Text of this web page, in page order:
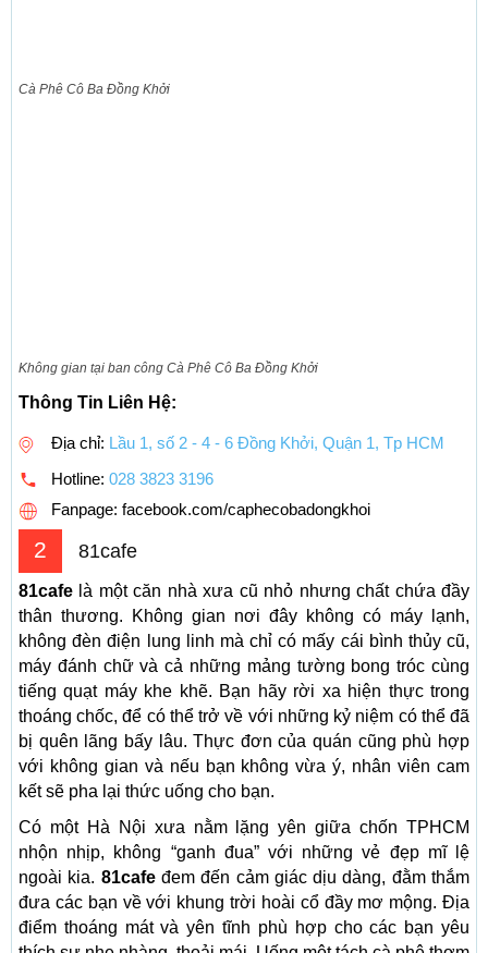
Cà Phê Cô Ba Đồng Khởi
Không gian tại ban công Cà Phê Cô Ba Đồng Khởi
Thông Tin Liên Hệ:
Địa chỉ: Lầu 1, số 2 - 4 - 6 Đồng Khởi, Quận 1, Tp HCM
Hotline: 028 3823 3196
Fanpage: facebook.com/caphecobadongkhoi
2 81cafe
81cafe là một căn nhà xưa cũ nhỏ nhưng chất chứa đầy
thân thương. Không gian nơi đây không có máy lạnh,
không đèn điện lung linh mà chỉ có mấy cái bình thủy cũ,
máy đánh chữ và cả những mảng tường bong tróc cùng
tiếng quạt máy khe khẽ. Bạn hãy rời xa hiện thực trong
thoáng chốc, để có thể trở về với những kỷ niệm có thể đã
bị quên lãng bấy lâu. Thực đơn của quán cũng phù hợp
với không gian và nếu bạn không vừa ý, nhân viên cam
kết sẽ pha lại thức uống cho bạn.
Có một Hà Nội xưa nằm lặng yên giữa chốn TPHCM
nhộn nhịp, không “ganh đua” với những vẻ đẹp mĩ lệ
ngoài kia. 81cafeđem đến cảm giác dịu dàng, đằm thắm
đưa các bạn về với khung trời hoài cổ đầy mơ mộng. Địa
điểm thoáng mát và yên tĩnh phù hợp cho các bạn yêu